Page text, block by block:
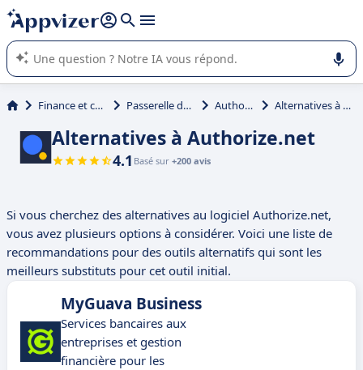
répondre (plusieurs lignes avec
L'IA de Appvizer vous guide dans l'utilisation ou la sélection de
logiciel SaaS en entreprise.
Finance et comptabilité Passerelle de paiement Authorize.net Alternatives à Authorize.net
Alternatives à Authorize.net
4.1 Basé sur +200 avis
Si vous cherchez des alternatives au logiciel Authorize.net,
vous avez plusieurs options à considérer. Voici une liste de
recommandations pour des outils alternatifs qui sont les
meilleurs substituts pour cet outil initial.
MyGuava Business
Services bancaires aux
entreprises et gestion
financière pour les